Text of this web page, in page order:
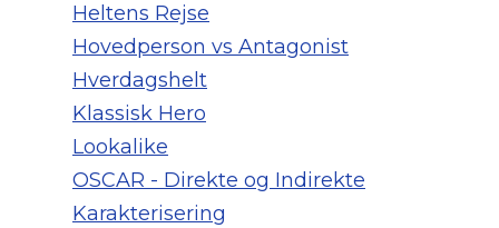
Heltens Rejse
Hovedperson vs Antagonist
Hverdagshelt
Klassisk Hero
Lookalike
OSCAR - Direkte og Indirekte
Karakterisering